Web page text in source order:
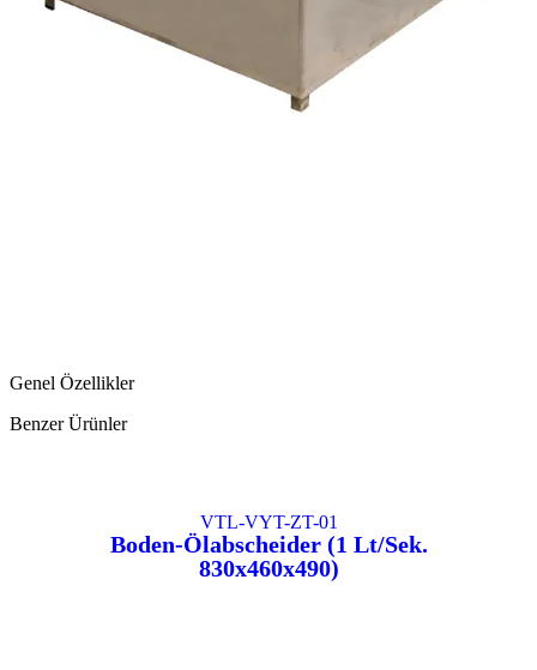
Genel Özellikler
Benzer Ürünler
VTL-VYT-ZT-01
Boden-Ölabscheider (1 Lt/Sek.
830x460x490)